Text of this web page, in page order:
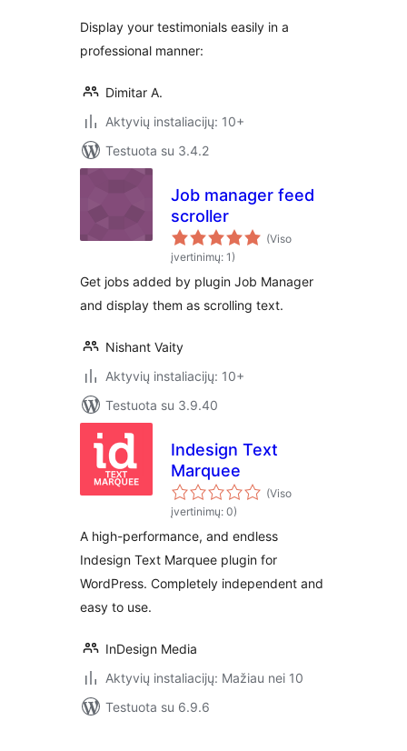
Display your testimonials easily in a
professional manner:
Dimitar A.
Aktyvių instaliacijų: 10+
Testuota su 3.4.2
Job manager feed
scroller
(Viso
įvertinimų: 1)
Get jobs added by plugin Job Manager
and display them as scrolling text.
Nishant Vaity
Aktyvių instaliacijų: 10+
Testuota su 3.9.40
Indesign Text
Marquee
(Viso
įvertinimų: 0)
A high-performance, and endless
Indesign Text Marquee plugin for
WordPress. Completely independent and
easy to use.
InDesign Media
Aktyvių instaliacijų: Mažiau nei 10
Testuota su 6.9.6